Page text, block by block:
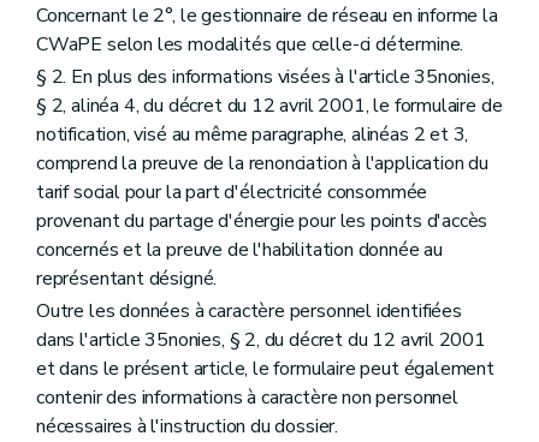
Concernant le 2°, le gestionnaire de réseau en informe la
CWaPE selon les modalités que celle-ci détermine.
§ 2. En plus des informations visées à l'article 35nonies,
§ 2, alinéa 4, du décret du 12 avril 2001, le formulaire de
notification, visé au même paragraphe, alinéas 2 et 3,
comprend la preuve de la renonciation à l'application du
tarif social pour la part d'électricité consommée
provenant du partage d'énergie pour les points d'accès
concernés et la preuve de l'habilitation donnée au
représentant désigné.
Outre les données à caractère personnel identifiées
dans l'article 35nonies, § 2, du décret du 12 avril 2001
et dans le présent article, le formulaire peut également
contenir des informations à caractère non personnel
nécessaires à l'instruction du dossier.